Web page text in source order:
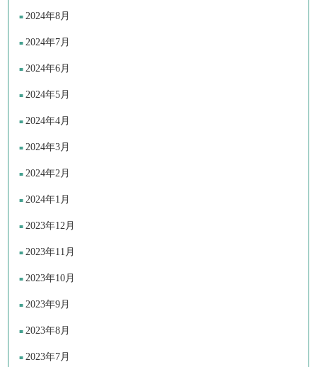
2024年8月
2024年7月
2024年6月
2024年5月
2024年4月
2024年3月
2024年2月
2024年1月
2023年12月
2023年11月
2023年10月
2023年9月
2023年8月
2023年7月